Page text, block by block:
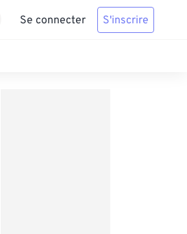
Se connecter S'inscrire